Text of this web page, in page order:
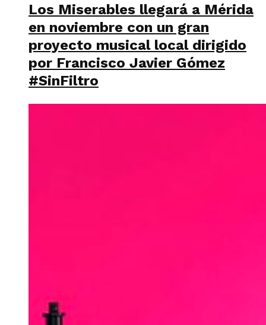
Los Miserables llegará a Mérida
en noviembre con un gran
proyecto musical local dirigido
por Francisco Javier Gómez
#SinFiltro